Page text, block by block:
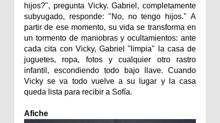
hijos?", pregunta Vicky. Gabriel, completamente
subyugado, responde: "No, no tengo hijos." A
partir de ese momento, su vida se transforma en
un tormento de maniobras y ocultamientos: ante
cada cita con Vicky, Gabriel "limpia" la casa de
juguetes, ropa, fotos y cualquier otro rastro
infantil, escondiendo todo bajo llave. Cuando
Vicky se va todo vuelve a su lugar y la casa
queda lista para recibir a Sofía.
Afiche